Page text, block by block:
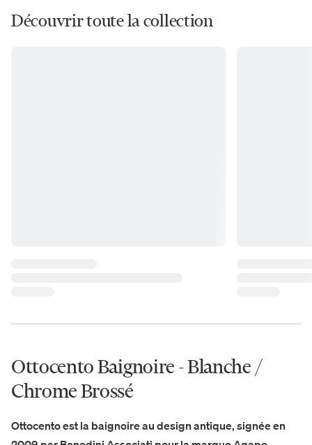
Découvrir toute la collection
Ottocento Baignoire - Blanche /
Chrome Brossé
Ottocento est la baignoire au design antique, signée en